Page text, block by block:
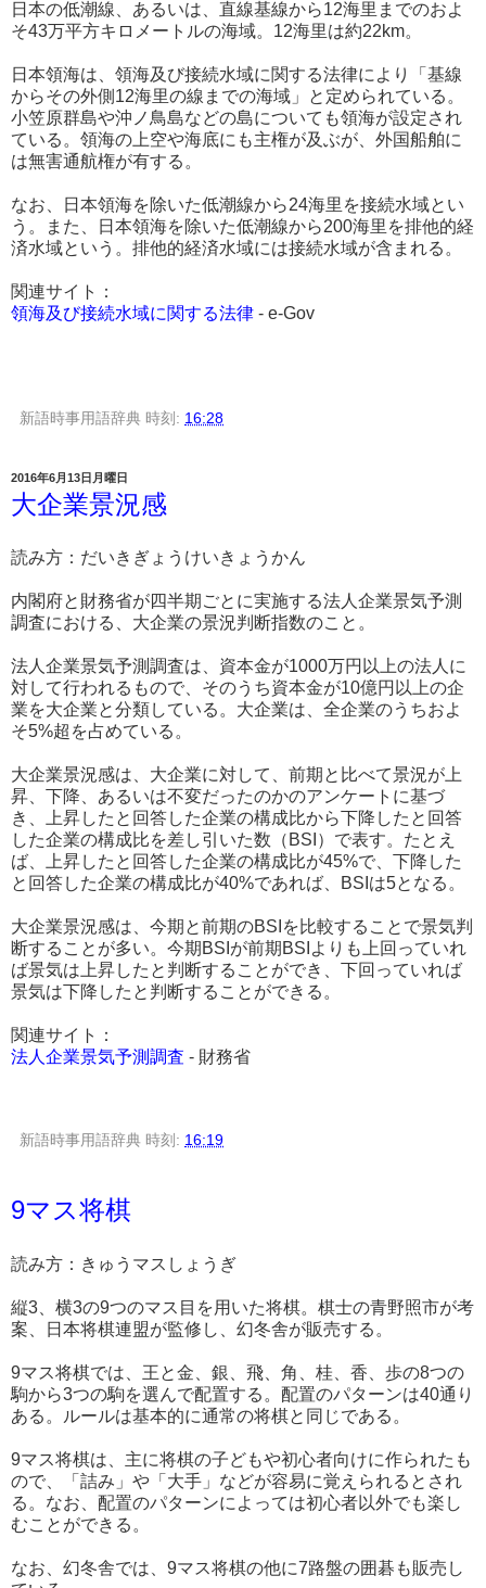
日本の低潮線、あるいは、直線基線から12海里までのおよ
そ43万平方キロメートルの海域。12海里は約22km。
日本領海は、領海及び接続水域に関する法律により「基線
からその外側12海里の線までの海域」と定められている。
小笠原群島や沖ノ鳥島などの島についても領海が設定され
ている。領海の上空や海底にも主権が及ぶが、外国船舶に
は無害通航権が有する。
なお、日本領海を除いた低潮線から24海里を接続水域とい
う。また、日本領海を除いた低潮線から200海里を排他的経
済水域という。排他的経済水域には接続水域が含まれる。
関連サイト：
領海及び接続水域に関する法律 - e-Gov
新語時事用語辞典 時刻: 16:28
2016年6月13日月曜日
大企業景況感
読み方：だいきぎょうけいきょうかん
内閣府と財務省が四半期ごとに実施する法人企業景気予測
調査における、大企業の景況判断指数のこと。
法人企業景気予測調査は、資本金が1000万円以上の法人に
対して行われるもので、そのうち資本金が10億円以上の企
業を大企業と分類している。大企業は、全企業のうちおよ
そ5%超を占めている。
大企業景況感は、大企業に対して、前期と比べて景況が上
昇、下降、あるいは不変だったのかのアンケートに基づ
き、上昇したと回答した企業の構成比から下降したと回答
した企業の構成比を差し引いた数（BSI）で表す。たとえ
ば、上昇したと回答した企業の構成比が45%で、下降した
と回答した企業の構成比が40%であれば、BSIは5となる。
大企業景況感は、今期と前期のBSIを比較することで景気判
断することが多い。今期BSIが前期BSIよりも上回っていれ
ば景気は上昇したと判断することができ、下回っていれば
景気は下降したと判断することができる。
関連サイト：
法人企業景気予測調査 - 財務省
新語時事用語辞典 時刻: 16:19
9マス将棋
読み方：きゅうマスしょうぎ
縦3、横3の9つのマス目を用いた将棋。棋士の青野照市が考
案、日本将棋連盟が監修し、幻冬舎が販売する。
9マス将棋では、王と金、銀、飛、角、桂、香、歩の8つの
駒から3つの駒を選んで配置する。配置のパターンは40通り
ある。ルールは基本的に通常の将棋と同じである。
9マス将棋は、主に将棋の子どもや初心者向けに作られたも
ので、「詰み」や「大手」などが容易に覚えられるとされ
る。なお、配置のパターンによっては初心者以外でも楽し
むことができる。
なお、幻冬舎では、9マス将棋の他に7路盤の囲碁も販売し